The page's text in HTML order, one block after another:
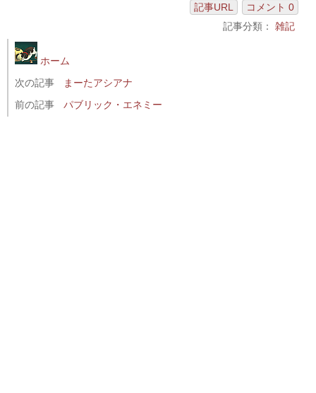
記事URL
コメント 0
記事分類： 雑記
ホーム
次の記事
まーたアシアナ
前の記事
パブリック・エネミー